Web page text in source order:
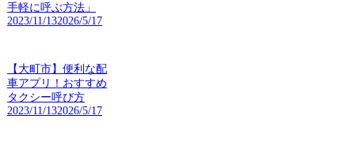
手軽に呼ぶ方法」
2023/11/132026/5/17
【大町市】便利な配
車アプリ！おすすめ
タクシー呼び方
2023/11/132026/5/17